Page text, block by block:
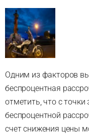
Одним из факторов
беспроцентная
отметить, что с
беспроцентной
счет снижения цены